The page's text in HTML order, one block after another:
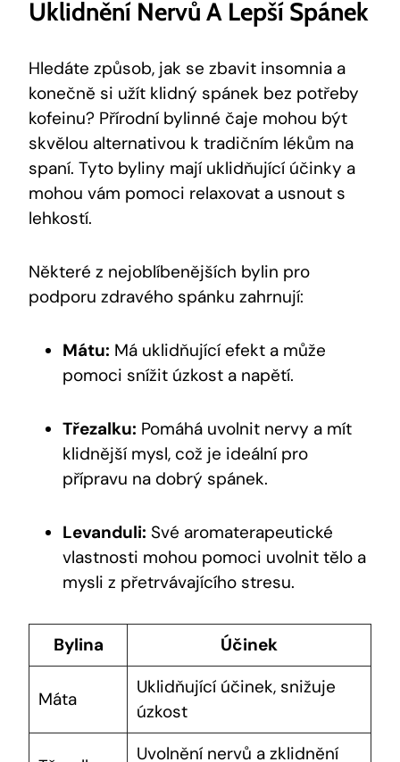
Uklidnění Nervů A Lepší Spánek
Hledáte způsob, jak se zbavit insomnia a
konečně si užít klidný spánek bez potřeby
kofeinu? Přírodní bylinné čaje mohou být
skvělou alternativou k tradičním lékům na
spaní. Tyto byliny mají uklidňující účinky a
mohou vám pomoci relaxovat a usnout s
lehkostí.
Některé z nejoblíbenějších bylin pro
podporu zdravého spánku zahrnují:
Mátu: Má uklidňující efekt a může
pomoci snížit úzkost a napětí.
Třezalku: Pomáhá uvolnit nervy a mít
klidnější mysl, což je ideální pro
přípravu na dobrý spánek.
Levanduli: Své aromaterapeutické
vlastnosti mohou pomoci uvolnit tělo a
mysli z přetrvávajícího stresu.
Bylina Účinek
Máta
Uklidňující účinek, snižuje
úzkost
Uvolnění nervů a zklidnění